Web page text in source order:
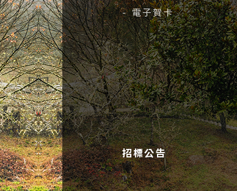
- 電子賀卡
招標公告